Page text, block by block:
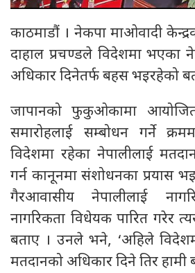
काठमाडौं । नेकपा माओवादी
दाहाल प्रचण्डले विदेशमा भएका
अधिकार दिनेतर्फ बहस भइरहेको
जापानको फुकुओकामा
समारोहलाई सम्बोधन गर्ने
विदेशमा रहेका नेपालीलाई
गर्न कानूनमा संशोधनका प्रयास
गैरआवासीय नेपालीलाई
नागरिकता विधेयक पारित गरेर
बताए । उनले भने, ‘अहिले
मतदानको अधिकार दिने तिर हामी